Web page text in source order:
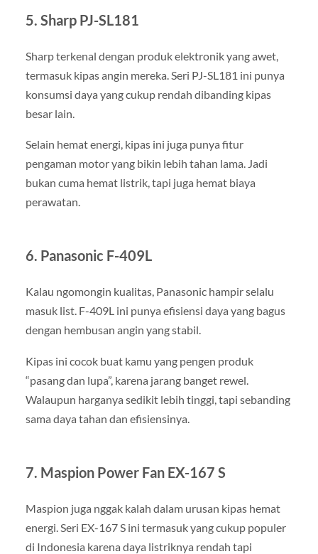
5. Sharp PJ-SL181
Sharp terkenal dengan produk elektronik yang awet,
termasuk kipas angin mereka. Seri PJ-SL181 ini punya
konsumsi daya yang cukup rendah dibanding kipas
besar lain.
Selain hemat energi, kipas ini juga punya fitur
pengaman motor yang bikin lebih tahan lama. Jadi
bukan cuma hemat listrik, tapi juga hemat biaya
perawatan.
6. Panasonic F-409L
Kalau ngomongin kualitas, Panasonic hampir selalu
masuk list. F-409L ini punya efisiensi daya yang bagus
dengan hembusan angin yang stabil.
Kipas ini cocok buat kamu yang pengen produk
“pasang dan lupa”, karena jarang banget rewel.
Walaupun harganya sedikit lebih tinggi, tapi sebanding
sama daya tahan dan efisiensinya.
7. Maspion Power Fan EX-167 S
Maspion juga nggak kalah dalam urusan kipas hemat
energi. Seri EX-167 S ini termasuk yang cukup populer
di Indonesia karena daya listriknya rendah tapi